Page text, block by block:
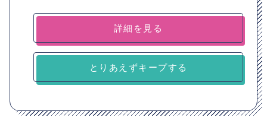
詳細を見る
とりあえずキープする